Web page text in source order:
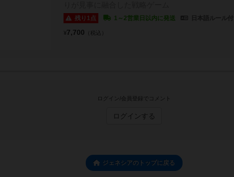
残り1点 1～2営業日以内に発送
¥7,700 （税込）
ログイン/会員登録でコメント
ログインする
ジェネシアのトップに戻る